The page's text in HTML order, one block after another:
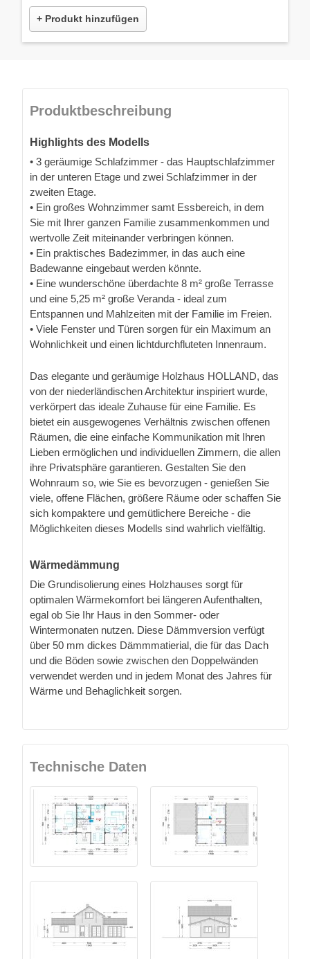
+ Produkt hinzufügen
Produktbeschreibung
Highlights des Modells
• 3 geräumige Schlafzimmer - das Hauptschlafzimmer
in der unteren Etage und zwei Schlafzimmer in der
zweiten Etage.
• Ein großes Wohnzimmer samt Essbereich, in dem
Sie mit Ihrer ganzen Familie zusammenkommen und
wertvolle Zeit miteinander verbringen können.
• Ein praktisches Badezimmer, in das auch eine
Badewanne eingebaut werden könnte.
• Eine wunderschöne überdachte 8 m² große Terrasse
und eine 5,25 m² große Veranda - ideal zum
Entspannen und Mahlzeiten mit der Familie im Freien.
• Viele Fenster und Türen sorgen für ein Maximum an
Wohnlichkeit und einen lichtdurchfluteten Innenraum.
Das elegante und geräumige Holzhaus HOLLAND, das
von der niederländischen Architektur inspiriert wurde,
verkörpert das ideale Zuhause für eine Familie. Es
bietet ein ausgewogenes Verhältnis zwischen offenen
Räumen, die eine einfache Kommunikation mit Ihren
Lieben ermöglichen und individuellen Zimmern, die allen
ihre Privatsphäre garantieren. Gestalten Sie den
Wohnraum so, wie Sie es bevorzugen - genießen Sie
viele, offene Flächen, größere Räume oder schaffen Sie
sich kompaktere und gemütlichere Bereiche - die
Möglichkeiten dieses Modells sind wahrlich vielfältig.
Wärmedämmung
Die Grundisolierung eines Holzhauses sorgt für
optimalen Wärmekomfort bei längeren Aufenthalten,
egal ob Sie Ihr Haus in den Sommer- oder
Wintermonaten nutzen. Diese Dämmversion verfügt
über 50 mm dickes Dämmmatierial, die für das Dach
und die Böden sowie zwischen den Doppelwänden
verwendet werden und in jedem Monat des Jahres für
Wärme und Behaglichkeit sorgen.
Technische Daten